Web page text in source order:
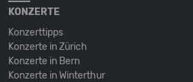
KONZERTE
Konzerttipps
Konzerte in Zürich
Konzerte in Bern
Konzerte in Winterthur